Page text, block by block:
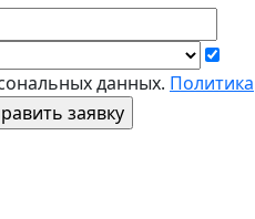
данных. Политика